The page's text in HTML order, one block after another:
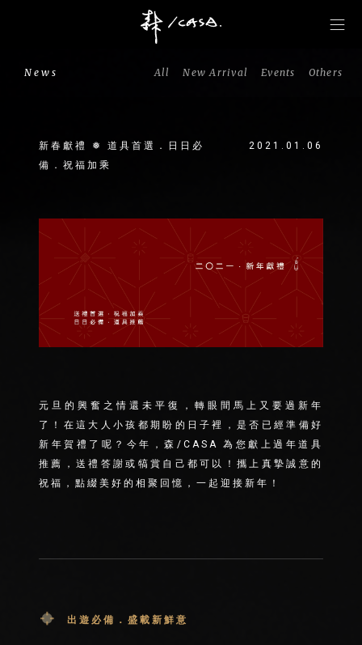
News All New Arrival Events Others
新春獻禮 ❅ 道具首選．日日必
備．祝福加乘
2021.01.06
元旦的興奮之情還未平復，轉眼間馬上又要過新年
了！在這大人小孩都期盼的日子裡，是否已經準備好
新年賀禮了呢？今年，森/CASA 為您獻上過年道具
推薦，送禮答謝或犒賞自己都可以！攜上真摯誠意的
祝福，點綴美好的相聚回憶，一起迎接新年！
出遊必備 ．盛載新鮮意